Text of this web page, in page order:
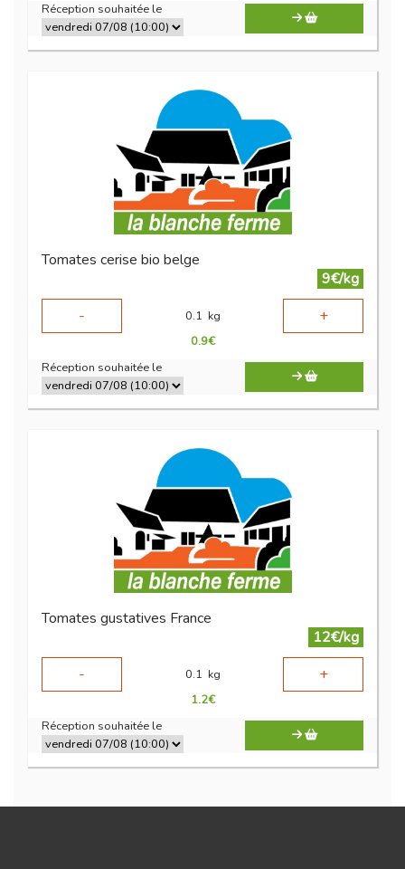
Réception souhaitée le
Tomates cerise bio belge
9€/kg
-
0.1 kg +
0.9€
Réception souhaitée le
Tomates gustatives France
12€/kg
-
0.1 kg +
1.2€
Réception souhaitée le